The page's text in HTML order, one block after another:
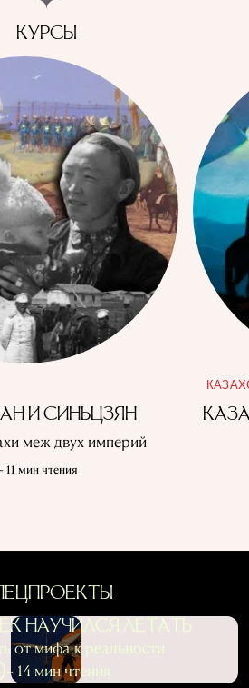
КУРСЫ
И СИНЬЦЗЯН
меж двух империй
11 мин чтения
НАУЧИЛСЯ ЛЕТАТЬ
от мифа к реальности
~ 14 мин чтения